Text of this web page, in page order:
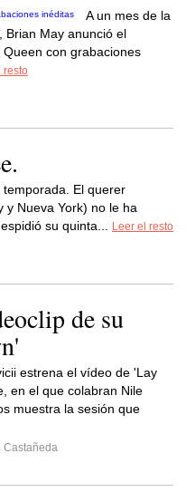
A un mes de la
Brian May anunció el
con grabaciones
resto
El querer
y Nueva York) no le ha
su quinta...
Leer el resto
de su
estrena el vídeo de 'Lay
en el que colabran Nile
muestra la sesión que
Castañeda